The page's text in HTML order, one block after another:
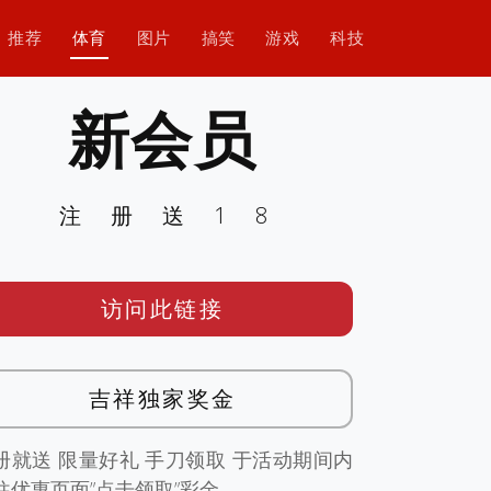
推荐 体育 图片 搞笑 游戏 科技
新会员
注册送18
访问此链接
吉祥独家奖金
就送 限量好礼 手刀领取 于活动期间内